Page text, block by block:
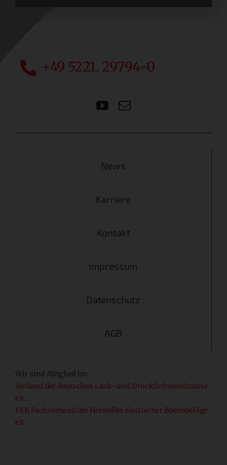
+49 5221. 29794-0
News
Karriere
Kontakt
Impressum
Datenschutz
AGB
Wir sind Mitglied im:
Verband der deutschen Lack- und Druckfarbenindustrie
e.V.
FEB Fachverband der Hersteller elastischer Bodenbeläge
e.V.